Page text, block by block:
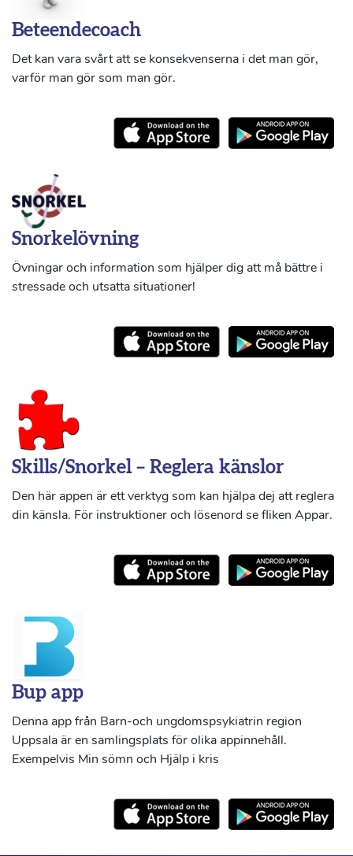
Beteendecoach
Det kan vara svårt att se konsekvenserna i det man gör,
varför man gör som man gör.
Snorkelövning
Övningar och information som hjälper dig att må bättre i
stressade och utsatta situationer!
Skills/Snorkel – Reglera känslor
Den här appen är ett verktyg som kan hjälpa dej att reglera
din känsla. För instruktioner och lösenord se fliken Appar.
Bup app
Denna app från Barn-och ungdomspsykiatrin region
Uppsala är en samlingsplats för olika appinnehåll.
Exempelvis Min sömn och Hjälp i kris